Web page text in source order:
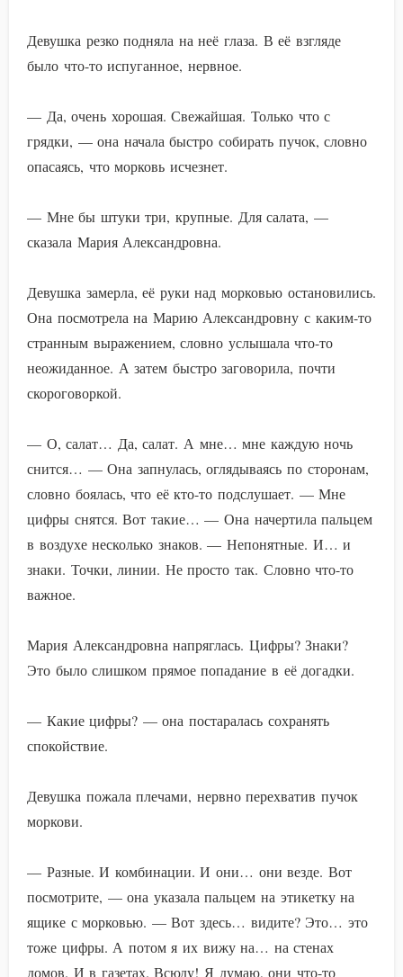
Девушка резко подняла на неё глаза. В её взгляде
было что-то испуганное, нервное.
— Да, очень хорошая. Свежайшая. Только что с
грядки, — она начала быстро собирать пучок, словно
опасаясь, что морковь исчезнет.
— Мне бы штуки три, крупные. Для салата, —
сказала Мария Александровна.
Девушка замерла, её руки над морковью остановились.
Она посмотрела на Марию Александровну с каким-то
странным выражением, словно услышала что-то
неожиданное. А затем быстро заговорила, почти
скороговоркой.
— О, салат… Да, салат. А мне… мне каждую ночь
снится… — Она запнулась, оглядываясь по сторонам,
словно боялась, что её кто-то подслушает. — Мне
цифры снятся. Вот такие… — Она начертила пальцем
в воздухе несколько знаков. — Непонятные. И… и
знаки. Точки, линии. Не просто так. Словно что-то
важное.
Мария Александровна напряглась. Цифры? Знаки?
Это было слишком прямое попадание в её догадки.
— Какие цифры? — она постаралась сохранять
спокойствие.
Девушка пожала плечами, нервно перехватив пучок
моркови.
— Разные. И комбинации. И они… они везде. Вот
посмотрите, — она указала пальцем на этикетку на
ящике с морковью. — Вот здесь… видите? Это… это
тоже цифры. А потом я их вижу на… на стенах
домов. И в газетах. Всюду! Я думаю, они что-то